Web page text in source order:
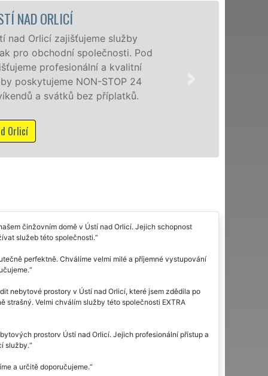
činžovním domě v Ústí nad Orlicí. Jejich schopnost
služeb této společnosti.
perfektně. Chválíme velmi milé a příjemné vystupování
nebytové prostory v Ústí nad Orlicí, které jsem zdědila po
Velmi chválím služby této společnosti EXTRA
prostorv Ústí nad Orlicí. Jejich profesionální přístup a
služby.
a určitě doporučujeme.